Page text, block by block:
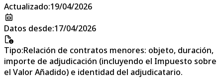
Actualizado:19/04/2026
Datos desde:17/04/2026
Tipo:Relación de contratos menores: objeto, duración,
importe de adjudicación (incluyendo el Impuesto sobre
el Valor Añadido) e identidad del adjudicatario.